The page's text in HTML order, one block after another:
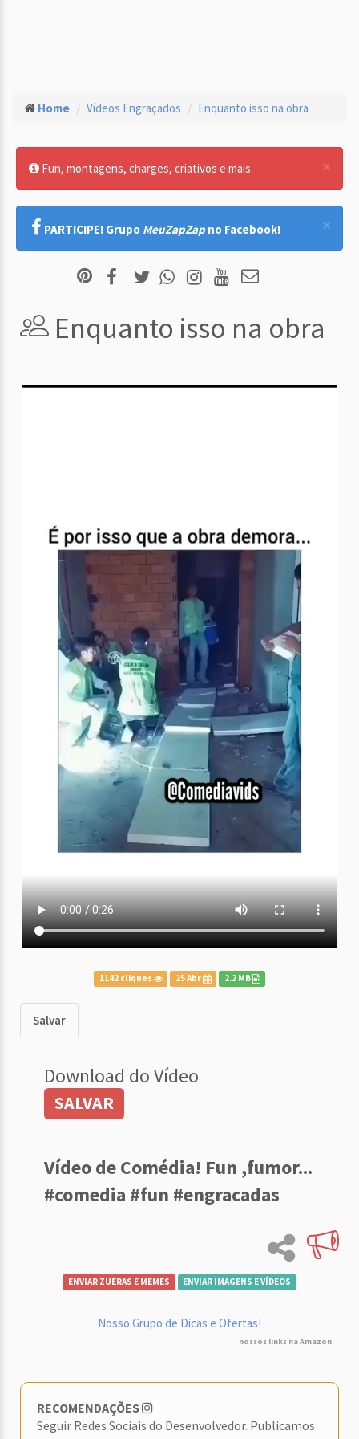
Home Vídeos Engraçados Enquanto isso na obra
×
Fun, montagens, charges, criativos e mais.
×
PARTICIPE! Grupo MeuZapZap no Facebook!
Enquanto isso na obra
1142 cliques 25 Abr 2.2 MB
Salvar
Download do Vídeo
SALVAR
Vídeo de Comédia! Fun ,fumor...
#comedia #fun #engracadas
ENVIAR ZUERAS E MEMES ENVIAR IMAGENS E VÍDEOS
Nosso Grupo de Dicas e Ofertas!
nossos links na Amazon
RECOMENDAÇÕES
Seguir Redes Sociais do Desenvolvedor. Publicamos